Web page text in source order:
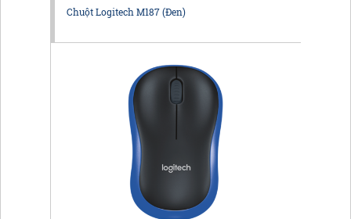
Chuột Logitech M187 (Đen)